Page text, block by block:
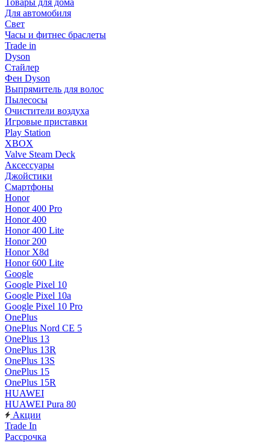
Товары для дома
Для автомобиля
Свет
Часы и фитнес браслеты
Trade in
Dyson
Стайлер
Фен Dyson
Выпрямитель для волос
Пылесосы
Очистители воздуха
Игровые приставки
Play Station
XBOX
Valve Steam Deck
Аксессуары
Джойстики
Смартфоны
Honor
Honor 400 Pro
Honor 400
Honor 400 Lite
Honor 200
Honor X8d
Honor 600 Lite
Google
Google Pixel 10
Google Pixel 10a
Google Pixel 10 Pro
OnePlus
OnePlus Nord CE 5
OnePlus 13
OnePlus 13R
OnePlus 13S
OnePlus 15
OnePlus 15R
HUAWEI
HUAWEI Pura 80
Акции
Trade In
Рассрочка